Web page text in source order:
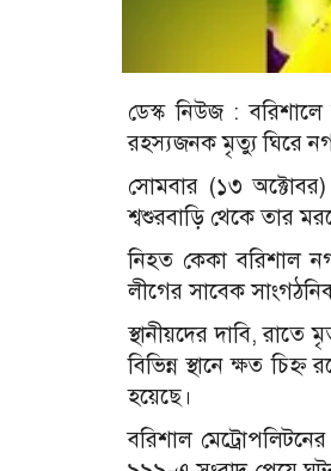
ডেস্ক নিউজ :
রহস্যজনক মৃত্যু ঘিরে
সোমবার (১৩
শ্বশুরবাড়ি থেকে তার
নিহত কেকা বরিশাল
লীগের সাবেক
স্থানীয়দের দাবি,
বিভিন্ন স্থানে ক্ষত
হয়েছে।
বরিশাল